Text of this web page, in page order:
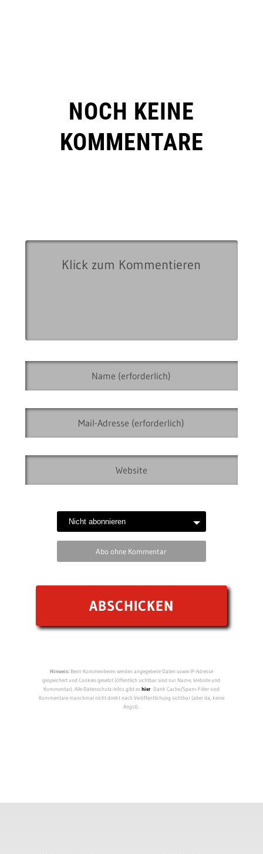
NOCH KEINE
KOMMENTARE
Abo ohne Kommentar
Hinweis:Beim Kommentieren werden angegebene Daten sowie IP-Adresse
gespeichert und Cookies gesetzt (öffentlich sichtbar sind nur Name, Website und
Kommentar). Alle Datenschutz-Infos gibt eshier. Dank Cache/Spam-Filter sind
Kommentare manchmal nicht direkt nach Veröffentlichung sichtbar (aber da, keine
Angst).